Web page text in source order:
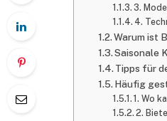
3.
4.
Warum ist
Saisonale
Tipps für
Häufig
1. Wo
2.